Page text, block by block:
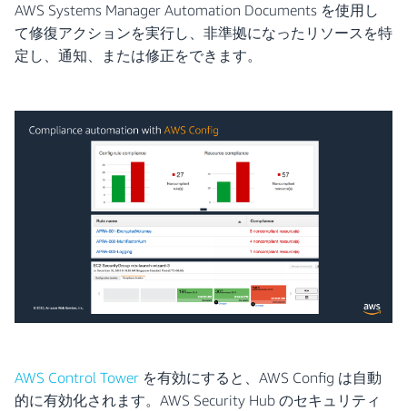
AWS Systems Manager Automation Documents を使用し
て修復アクションを実行し、非準拠になったリソースを特
定し、通知、または修正をできます。
AWS Control Tower を有効にすると、AWS Config は自動
的に有効化されます。AWS Security Hub のセキュリティ